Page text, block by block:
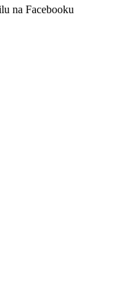
na Facebooku